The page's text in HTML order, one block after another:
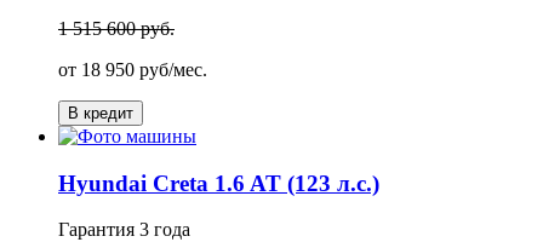
1 515 600 руб.
от 18 950 руб/мес.
В кредит
Hyundai Creta 1.6 AT (123 л.с.)
Гарантия 3 года